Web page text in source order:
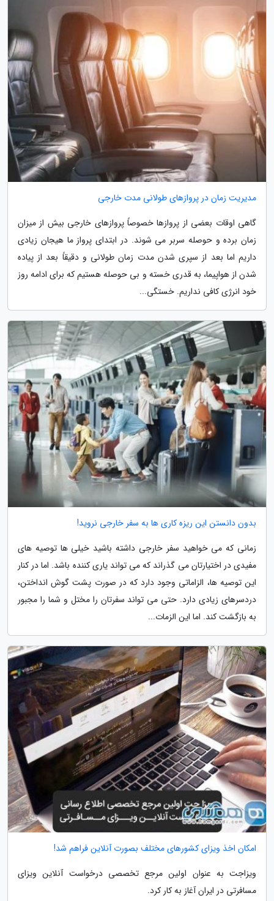
مدیریت زمان در پروازهای طولانی مدت خارجی
گاهی اوقات بعضی از پروازها خصوصاً پروازهای خارجی بیش از میزان
زمان برده و حوصله سربر می شوند. در ابتدای پرواز ما هیجان زیادی
داریم اما بعد از سپری شدن مدت زمان طولانی و دقیقاً بعد از پیاده
شدن از هواپیما، به قدری خسته و بی حوصله هستیم که برای ادامه روز
خود انرژی کافی نداریم. خستگی...
بدون دانستن این ریزه کاری ها به سفر خارجی نروید!
زمانی که می خواهید سفر خارجی داشته باشید خیلی ها توصیه های
مفیدی در اختیارتان می گذراند که می تواند یاری کننده باشد. اما در کنار
این توصیه ها، الزاماتی وجود دارد که در صورت پشت گوش انداختن،
دردسرهای زیادی دارد. حتی می تواند سفرتان را مختل و شما را مجبور
به بازگشت کند. اما این الزمات...
امکان اخذ ویزای کشورهای مختلف بصورت آنلاین فراهم شد!
ویزاجت به عنوان اولین مرجع تخصصی درخواست آنلاین ویزای
مسافرتی در ایران آغاز به کار کرد.